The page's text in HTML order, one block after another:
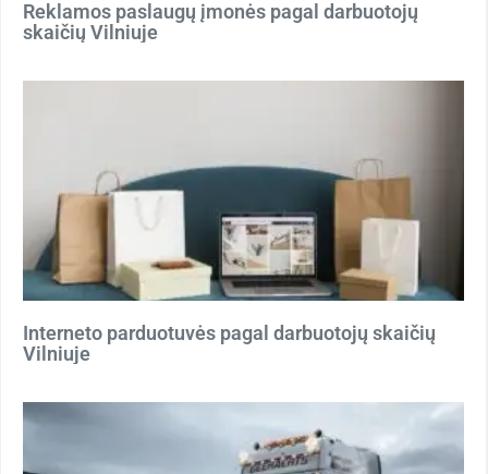
Reklamos paslaugų įmonės pagal darbuotojų
skaičių Vilniuje
Interneto parduotuvės pagal darbuotojų skaičių
Vilniuje